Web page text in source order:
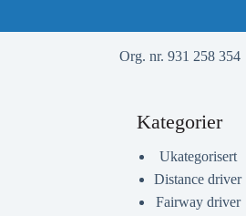
Org. nr. 931 258 354
Kategorier
Ukategorisert
Distance driver
Fairway driver